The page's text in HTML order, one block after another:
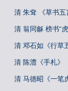
清 朱耷 《草书五
清 翁同龢 榜书“
清 邓石如《行草
清 陈澧《手札》
清 马德昭《一笔